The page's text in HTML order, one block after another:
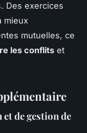
Des exercices
mieux
mutuelles, ce
les conflits et
de gestion de